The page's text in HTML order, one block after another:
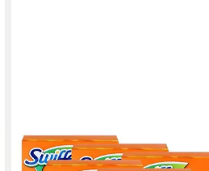
SWIFFER
Swiffer Staubmagnet Tücher 4er -